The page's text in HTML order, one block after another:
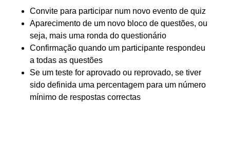
Convite para participar num novo evento de quiz
Aparecimento de um novo bloco de questões, ou
seja, mais uma ronda do questionário
Confirmação quando um participante respondeu
a todas as questões
Se um teste for aprovado ou reprovado, se tiver
sido definida uma percentagem para um número
mínimo de respostas correctas